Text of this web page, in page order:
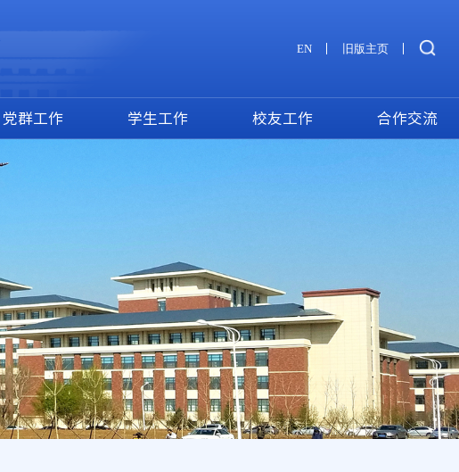
EN 旧版主页
党群工作 学生工作 校友工作 合作交流